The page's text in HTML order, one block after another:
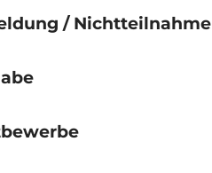
/ Nichtteilnahme